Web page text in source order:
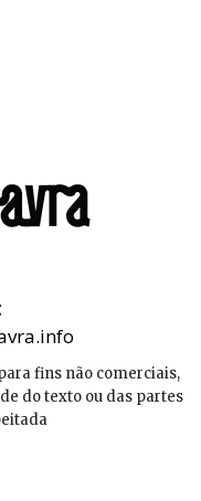
fins não comerciais,
do texto ou das partes